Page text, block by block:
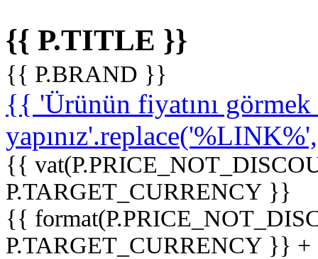
{{ P.TITLE }}
{{ P.BRAND }}
{{ 'Ürünün fiyatını
{{
P.TARGET_CURRENCY }}
{{
P.TARGET_CURRENCY }}